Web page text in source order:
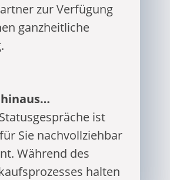
zur Verfügung
ganzheitliche
ist
Sie nachvollziehbar
Während des
halten